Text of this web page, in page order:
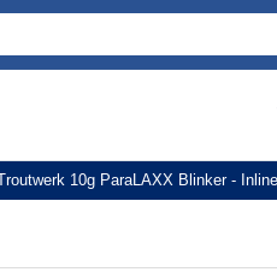
Troutwerk 10g ParaLAXX Blinker -